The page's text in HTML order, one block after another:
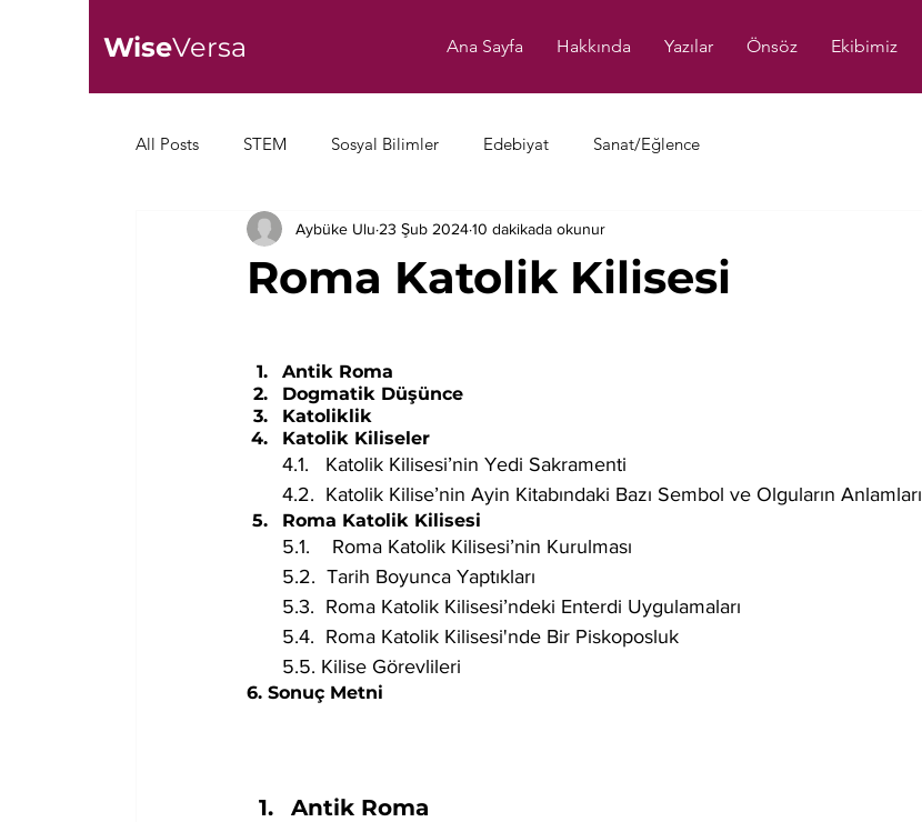
WiseVersa Ana Sayfa Hakkında Yazılar Önsöz Ekibimiz
All Posts STEM Sosyal Bilimler Edebiyat Sanat/Eğlence
Roma Katolik Kilisesi
Aybüke Ulu 23 Şub 202410 dakikada okunur
Antik Roma
Dogmatik Düşünce
Katoliklik
Katolik Kiliseler
4.1.   Katolik Kilisesi’nin Yedi Sakramenti
4.2.  Katolik Kilise’nin Ayin Kitabındaki Bazı Sembol ve Olguların Anlamları
Roma Katolik Kilisesi
5.1.    Roma Katolik Kilisesi’nin Kurulması
5.2.  Tarih Boyunca Yaptıkları
5.3.  Roma Katolik Kilisesi’ndeki Enterdi Uygulamaları
5.4.  Roma Katolik Kilisesi'nde Bir Piskoposluk
5.5. Kilise Görevlileri
6. Sonuç Metni
Antik Roma